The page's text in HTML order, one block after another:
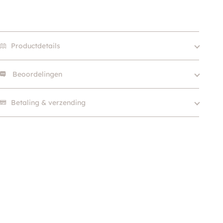
Productdetails
Size
Merk
GimCat
Beoordelingen
Betaling & verzending